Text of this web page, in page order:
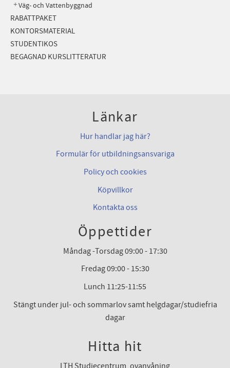
Väg- och Vattenbyggnad
RABATTPAKET
KONTORSMATERIAL
STUDENTIKOS
BEGAGNAD KURSLITTERATUR
Länkar
Hur handlar jag här?
Formulär för utbildningsansvariga
Policy och cookies
Köpvillkor
Kontakta oss
Öppettider
Måndag -Torsdag 09:00 - 17:30
Fredag 09:00 - 15:30
Lunch 11:25-11:55
Stängt under jul- och sommarlov samt helgdagar/studiefria
dagar
Hitta hit
LTH Studiecentrum, ovanvåning